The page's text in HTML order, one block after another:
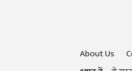
About Us